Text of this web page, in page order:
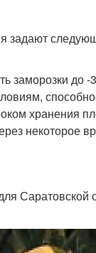
задают
заморозки до
хранения
некоторое
Саратовской